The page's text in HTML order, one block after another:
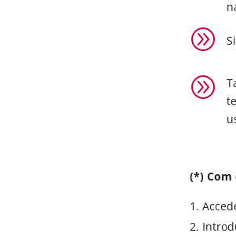
A
A
(*) Com